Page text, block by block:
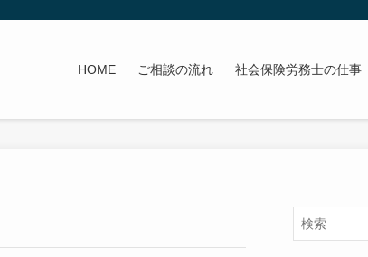
HOME ご相談の流れ 社会保険労務士の仕事